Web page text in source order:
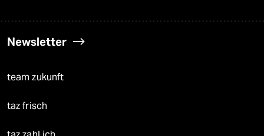
Newsletter
team zukunft
taz frisch